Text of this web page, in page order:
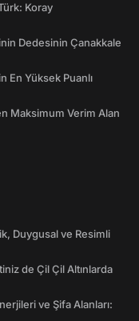
Koray
Dedesinin Çanakkale
En Yüksek Puanlı
Maksimum Verim Alan
Duygusal ve Resimli
de Çil Çil Altınlarda
ve Şifa Alanları: